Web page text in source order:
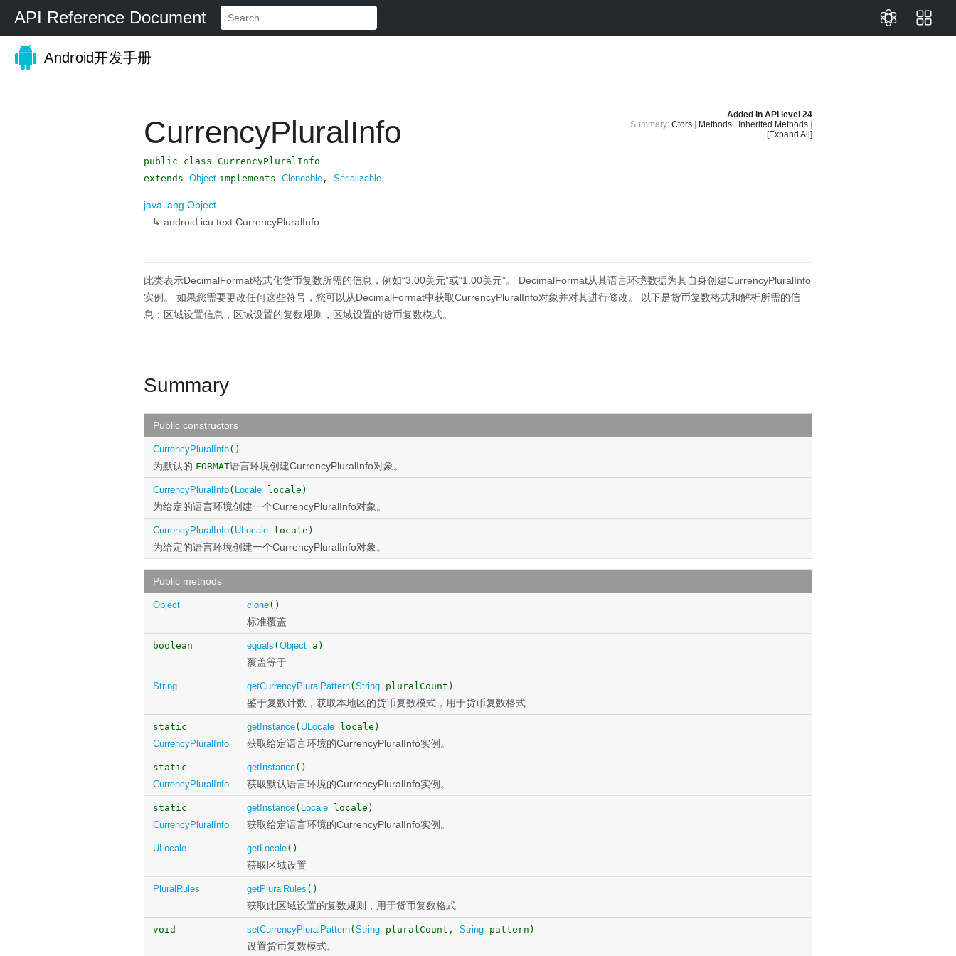
API Reference Document
Android开发手册
Added in API level 24
Summary: Ctors Methods Inherited Methods
[Expand All]
CurrencyPluralInfo
public class CurrencyPluralInfo
extends Object implements Cloneable , Serializable
java.lang.Object
↳ android.icu.text.CurrencyPluralInfo
此类表示DecimalFormat格式化货币复数所需的信息，例如“3.00美元”或“1.00美元”。
DecimalFormat从其语言环境数据为其自身创建CurrencyPluralInfo
实例。
如果您需要更改任何这些符号，您可以从DecimalFormat中获取CurrencyPluralInfo对象并对其进行修改。
以下是货币复数格式和解析所需的信
息：区域设置信息，区域设置的复数规则，区域设置的货币复数模式。
Summary
Public constructors
CurrencyPluralInfo()
为默认的 FORMAT语言环境创建CurrencyPluralInfo对象。
CurrencyPluralInfo( Locale locale)
为给定的语言环境创建一个CurrencyPluralInfo对象。
CurrencyPluralInfo( ULocale locale)
为给定的语言环境创建一个CurrencyPluralInfo对象。
Public methods
Object clone()
标准覆盖
boolean equals ( Object a)
覆盖等于
String getCurrencyPluralPattern( String pluralCount)
鉴于复数计数，获取本地区的货币复数模式，用于货币复数格式
static
CurrencyPluralInfo
getInstance( ULocale locale)
获取给定语言环境的CurrencyPluralInfo实例。
static
CurrencyPluralInfo
getInstance()
获取默认语言环境的CurrencyPluralInfo实例。
static
CurrencyPluralInfo
getInstance( Locale locale)
获取给定语言环境的CurrencyPluralInfo实例。
ULocale getLocale()
获取区域设置
PluralRules getPluralRules ()
获取此区域设置的复数规则，用于货币复数格式
void setCurrencyPluralPattern( String pluralCount, String pattern)
设置货币复数模式。